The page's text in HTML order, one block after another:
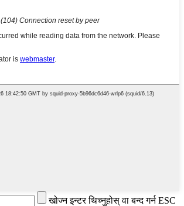
खोज्न इन्टर थिच्नुहोस् वा बन्द गर्न ESC